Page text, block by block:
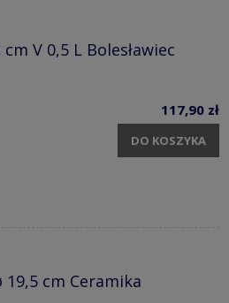
V 0,5 L Bolesławiec
117,90 zł
DO KOSZYKA
cm Ceramika